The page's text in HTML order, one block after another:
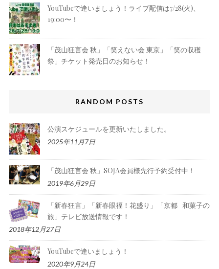
YouTubeで逢いましょう！ライブ配信は7/28(火)、
19:00〜！
「茂山狂言会 秋」「笑えない会 東京」「笑の収穫
祭」チケット発売日のお知らせ！
RANDOM POSTS
公演スケジュールを更新いたしました。
2025年11月7日
「茂山狂言会 秋」SOJA会員様先行予約受付中！
2019年6月29日
「新春狂言」「新春眼福！花盛り」「京都 和菓⼦の
旅」テレビ放送情報です！
2018年12月27日
YouTubeで逢いましょう！
2020年9月24日